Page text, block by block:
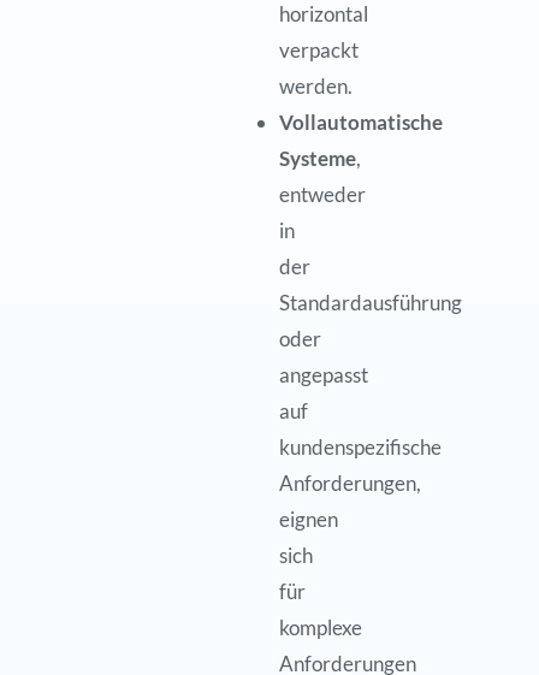
horizontal
verpackt
werden.
Vollautomatische
Systeme,
entweder
in
der
Standardausführung
oder
angepasst
auf
kundenspezifische
Anforderungen,
eignen
sich
für
komplexe
Anforderungen